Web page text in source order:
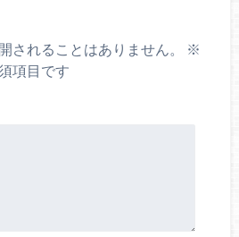
されることはありません。
※
項目です